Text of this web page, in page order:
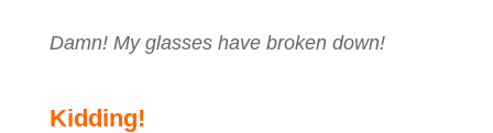
Damn! My glasses have broken down!
Kidding!